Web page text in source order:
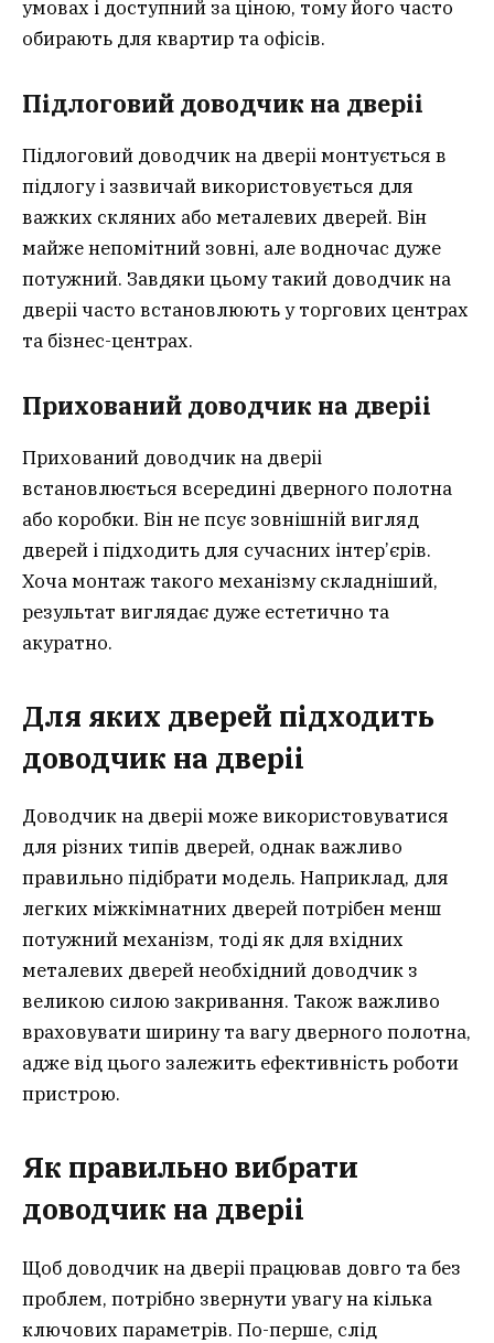
умовах і доступний за ціною, тому його часто
обирають для квартир та офісів.
Підлоговий доводчик на дверіі
Підлоговий доводчик на дверіі монтується в
підлогу і зазвичай використовується для
важких скляних або металевих дверей. Він
майже непомітний зовні, але водночас дуже
потужний. Завдяки цьому такий доводчик на
дверіі часто встановлюють у торгових центрах
та бізнес-центрах.
Прихований доводчик на дверіі
Прихований доводчик на дверіі
встановлюється всередині дверного полотна
або коробки. Він не псує зовнішній вигляд
дверей і підходить для сучасних інтер’єрів.
Хоча монтаж такого механізму складніший,
результат виглядає дуже естетично та
акуратно.
Для яких дверей підходить
доводчик на дверіі
Доводчик на дверіі може використовуватися
для різних типів дверей, однак важливо
правильно підібрати модель. Наприклад, для
легких міжкімнатних дверей потрібен менш
потужний механізм, тоді як для вхідних
металевих дверей необхідний доводчик з
великою силою закривання. Також важливо
враховувати ширину та вагу дверного полотна,
адже від цього залежить ефективність роботи
пристрою.
Як правильно вибрати
доводчик на дверіі
Щоб доводчик на дверіі працював довго та без
проблем, потрібно звернути увагу на кілька
ключових параметрів. По-перше, слід